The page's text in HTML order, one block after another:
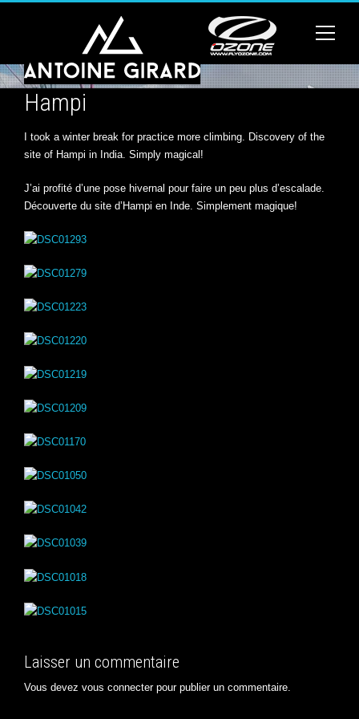
Hampi
I took a winter break for practice more climbing. Discovery of the
site of Hampi in India. Simply magical!
J’ai profité d’une pose hivernal pour faire un peu plus d’escalade.
Découverte du site d’Hampi en Inde. Simplement magique!
Laisser un commentaire
Vous devez vous connecterpour publier un commentaire.